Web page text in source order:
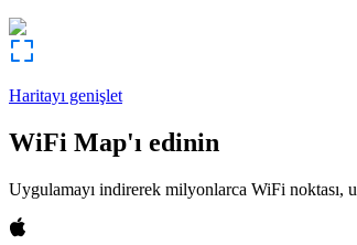
Haritayı genişlet
WiFi Map'ı edinin
Uygulamayı indirerek milyonlarca WiFi noktası,